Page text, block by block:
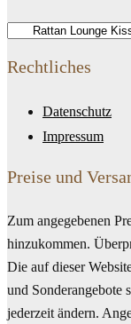
Rechtliches
Datenschutz
Impressum
Preise und
Zum angegebenen
hinzukommen.
Die auf dieser
und Sonderangebote
jederzeit ändern.